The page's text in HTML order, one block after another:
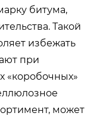
битума,
Такой
избежать
при
«коробочных»
может